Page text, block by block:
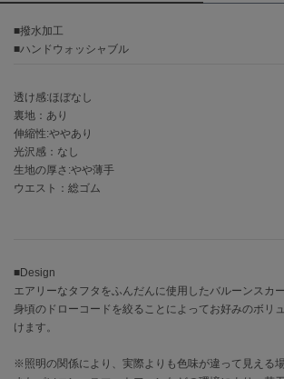
CODE A
コードエー
COLE HAAN
コール ハーン
DANSKIN
ダンスキン
■撥水加工
■ハンドウォッシャブル
透け感:ほぼなし
裏地：あり
伸縮性:ややあり
光沢感：なし
生地の厚さ:やや薄手
ウエスト：総ゴム
■Design
エアリーなタフタをふんだんに使用したバルーンスカー
身頃のドローコードを絞ることによってお好みのボリ
けます。
※照明の関係により、実際よりも色味が違って見える場